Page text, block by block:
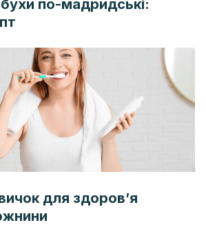
по-мадридські:
для здоров’я